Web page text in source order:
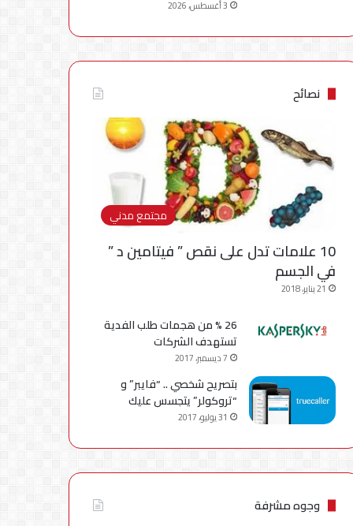
3 أغسطس، 2026
نصائح
مجتمع مدني
10 علامات تدل على نقص ” فيتامين د ”
في الجسم
21 يناير، 2018
26 % من هجمات طلب الفدية
تستهدف الشركات
7 ديسمبر، 2017
بتصريح شخصي .. “فايبر” و
“تروكولر” يتجسس عليك
31 يوليو، 2017
وجوه مشرفة